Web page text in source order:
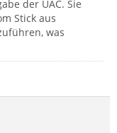
der UAC. Sie
Stick aus
was